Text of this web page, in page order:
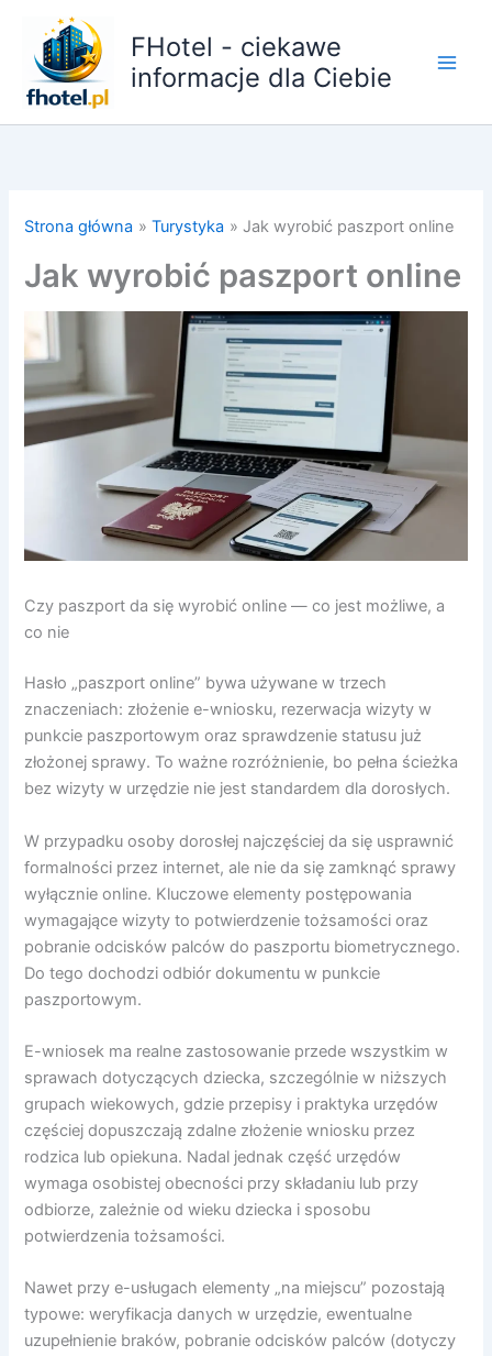
treści
FHotel - ciekawe
informacje dla Ciebie
Strona główna Turystyka Jak wyrobić paszport online
Jak wyrobić paszport online
Czy paszport da się wyrobić online — co jest możliwe, a
co nie
Hasło „paszport online” bywa używane w trzech
znaczeniach: złożenie e-wniosku, rezerwacja wizyty w
punkcie paszportowym oraz sprawdzenie statusu już
złożonej sprawy. To ważne rozróżnienie, bo pełna ścieżka
bez wizyty w urzędzie nie jest standardem dla dorosłych.
W przypadku osoby dorosłej najczęściej da się usprawnić
formalności przez internet, ale nie da się zamknąć sprawy
wyłącznie online. Kluczowe elementy postępowania
wymagające wizyty to potwierdzenie tożsamości oraz
pobranie odcisków palców do paszportu biometrycznego.
Do tego dochodzi odbiór dokumentu w punkcie
paszportowym.
E-wniosek ma realne zastosowanie przede wszystkim w
sprawach dotyczących dziecka, szczególnie w niższych
grupach wiekowych, gdzie przepisy i praktyka urzędów
częściej dopuszczają zdalne złożenie wniosku przez
rodzica lub opiekuna. Nadal jednak część urzędów
wymaga osobistej obecności przy składaniu lub przy
odbiorze, zależnie od wieku dziecka i sposobu
potwierdzenia tożsamości.
Nawet przy e-usługach elementy „na miejscu” pozostają
typowe: weryfikacja danych w urzędzie, ewentualne
uzupełnienie braków, pobranie odcisków palców (dotyczy